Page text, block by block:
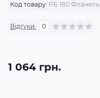
Код товару: РБ 180 Фланель
Відгуки: 0
1 064 грн.